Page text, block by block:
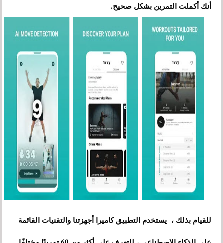
أنك أكملت التمرين بشكل صحيح.
للقيام بذلك ، يستخدم التطبيق كاميرا أجهزتنا والتقنيات القائمة